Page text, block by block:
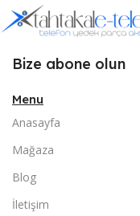
Bize abone olun
Menu
Anasayfa
Mağaza
Blog
İletişim